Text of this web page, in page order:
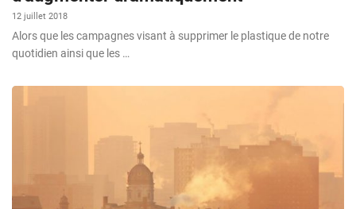
12 juillet 2018
Alors que les campagnes visant à supprimer le plastique de notre
quotidien ainsi que les …